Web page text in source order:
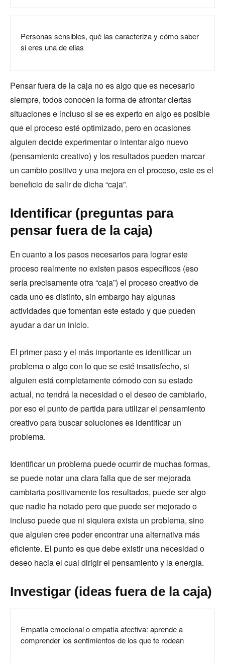
Personas sensibles, qué las caracteriza y cómo saber
si eres una de ellas
Pensar fuera de la caja no es algo que es necesario
siempre, todos conocen la forma de afrontar ciertas
situaciones e incluso si se es experto en algo es posible
que el proceso esté optimizado, pero en ocasiones
alguien decide experimentar o intentar algo nuevo
(pensamiento creativo) y los resultados pueden marcar
un cambio positivo y una mejora en el proceso, este es el
beneficio de salir de dicha “caja”.
Identificar (preguntas para
pensar fuera de la caja)
En cuanto a los pasos necesarios para lograr este
proceso realmente no existen pasos específicos (eso
sería precisamente otra “caja”) el proceso creativo de
cada uno es distinto, sin embargo hay algunas
actividades que fomentan este estado y que pueden
ayudar a dar un inicio.
El primer paso y el más importante es identificar un
problema o algo con lo que se esté insatisfecho, si
alguien está completamente cómodo con su estado
actual, no tendrá la necesidad o el deseo de cambiarlo,
por eso el punto de partida para utilizar el pensamiento
creativo para buscar soluciones es identificar un
problema.
Identificar un problema puede ocurrir de muchas formas,
se puede notar una clara falla que de ser mejorada
cambiaria positivamente los resultados, puede ser algo
que nadie ha notado pero que puede ser mejorado o
incluso puede que ni siquiera exista un problema, sino
que alguien cree poder encontrar una alternativa más
eficiente. El punto es que debe existir una necesidad o
deseo hacia el cual dirigir el pensamiento y la energía.
Investigar (ideas fuera de la caja)
Empatía emocional o empatía afectiva: aprende a
comprender los sentimientos de los que te rodean